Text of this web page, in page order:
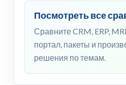
Посмотреть все
Сравните CRM, ERP,
портал, пакеты и
решения по темам.